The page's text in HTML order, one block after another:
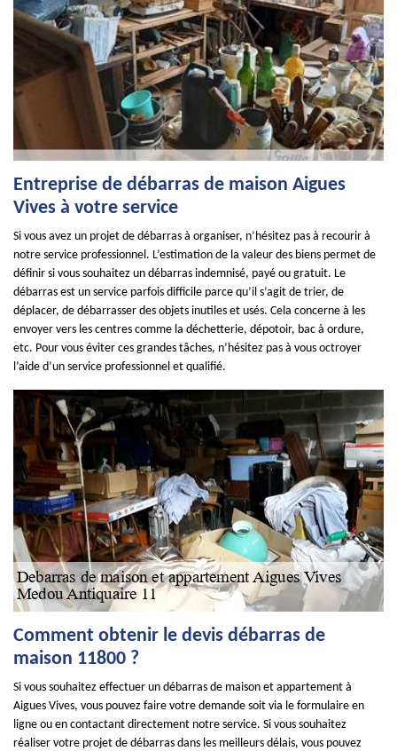
Entreprise de débarras de maison Aigues
Vives à votre service
Si vous avez un projet de débarras à organiser, n’hésitez pas à recourir à
notre service professionnel. L’estimation de la valeur des biens permet de
définir si vous souhaitez un débarras indemnisé, payé ou gratuit. Le
débarras est un service parfois difficile parce qu’il s’agit de trier, de
déplacer, de débarrasser des objets inutiles et usés. Cela concerne à les
envoyer vers les centres comme la déchetterie, dépotoir, bac à ordure,
etc. Pour vous éviter ces grandes tâches, n’hésitez pas à vous octroyer
l’aide d’un service professionnel et qualifié.
Comment obtenir le devis débarras de
maison 11800 ?
Si vous souhaitez effectuer un débarras de maison et appartement à
Aigues Vives, vous pouvez faire votre demande soit via le formulaire en
ligne ou en contactant directement notre service. Si vous souhaitez
réaliser votre projet de débarras dans les meilleurs délais, vous pouvez